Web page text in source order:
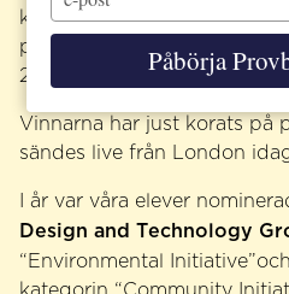
kategorin Environmental
prestigefyllda tävlingen
2021.
Vinnarna har just korats på
sändes live från London
I år var våra elever
Design and Technology
“Environmental Initiative”och
kategorin “Community
your
email
Påbörja